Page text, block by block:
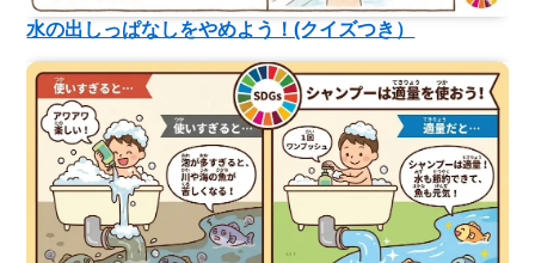
水の出しっぱなしをやめよう！(クイズつき）